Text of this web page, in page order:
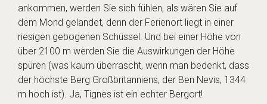
ankommen, werden Sie sich fühlen, als wären Sie auf
dem Mond gelandet, denn der Ferienort liegt in einer
riesigen gebogenen Schüssel. Und bei einer Höhe von
über 2100 m werden Sie die Auswirkungen der Höhe
spüren (was kaum überrascht, wenn man bedenkt, dass
der höchste Berg Großbritanniens, der Ben Nevis, 1344
m hoch ist). Ja, Tignes ist ein echter Bergort!